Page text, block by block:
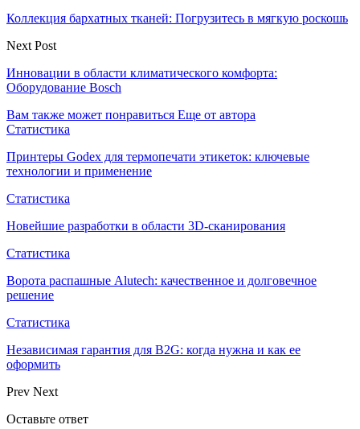
Коллекция бархатных тканей: Погрузитесь в мягкую роскошь
Next Post
Инновации в области климатического комфорта:
Оборудование Bosch
Вам также может понравиться Еще от автора
Статистика
Принтеры Godex для термопечати этикеток: ключевые
технологии и применение
Статистика
Новейшие разработки в области 3D-сканирования
Статистика
Ворота распашные Alutech: качественное и долговечное
решение
Статистика
Независимая гарантия для B2G: когда нужна и как ее
оформить
Prev Next
Оставьте ответ